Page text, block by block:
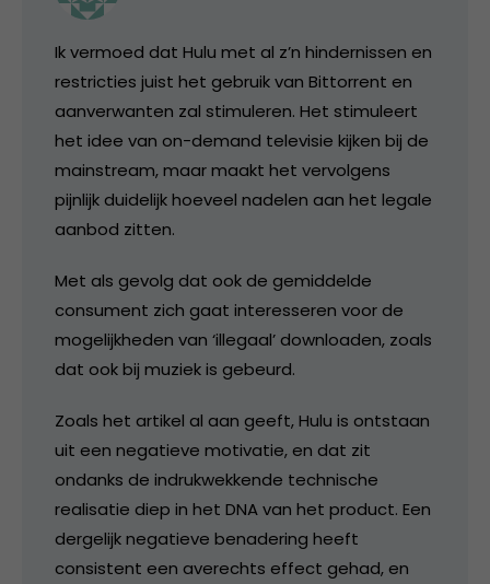
Ik vermoed dat Hulu met al z’n hindernissen en
restricties juist het gebruik van Bittorrent en
aanverwanten zal stimuleren. Het stimuleert
het idee van on-demand televisie kijken bij de
mainstream, maar maakt het vervolgens
pijnlijk duidelijk hoeveel nadelen aan het legale
aanbod zitten.
Met als gevolg dat ook de gemiddelde
consument zich gaat interesseren voor de
mogelijkheden van ‘illegaal’ downloaden, zoals
dat ook bij muziek is gebeurd.
Zoals het artikel al aan geeft, Hulu is ontstaan
uit een negatieve motivatie, en dat zit
ondanks de indrukwekkende technische
realisatie diep in het DNA van het product. Een
dergelijk negatieve benadering heeft
consistent een averechts effect gehad, en